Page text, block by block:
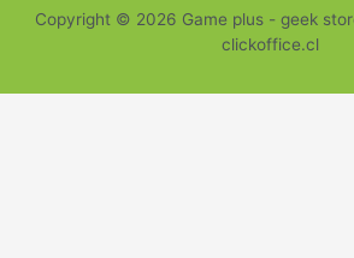
Copyright © 2026 Game plus - geek
clickoffice.cl